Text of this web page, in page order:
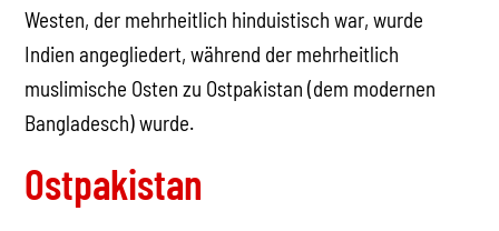
Westen, der mehrheitlich hinduistisch war, wurde
Indien angegliedert, während der mehrheitlich
muslimische Osten zu Ostpakistan (dem modernen
Bangladesch) wurde.
Ostpakistan